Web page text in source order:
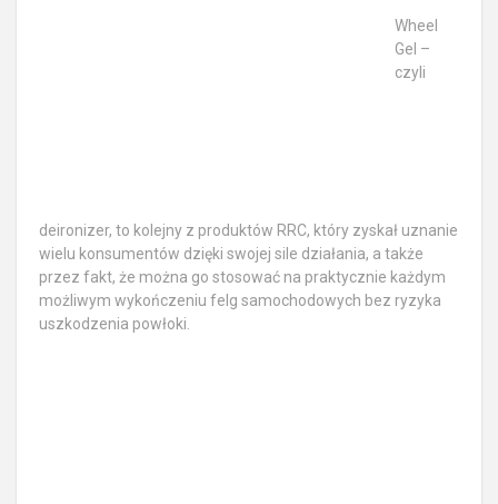
Wheel
Gel –
czyli
deironizer, to kolejny z produktów RRC, który zyskał uznanie
wielu konsumentów dzięki swojej sile działania, a także
przez fakt, że można go stosować na praktycznie każdym
możliwym wykończeniu felg samochodowych bez ryzyka
uszkodzenia powłoki.​